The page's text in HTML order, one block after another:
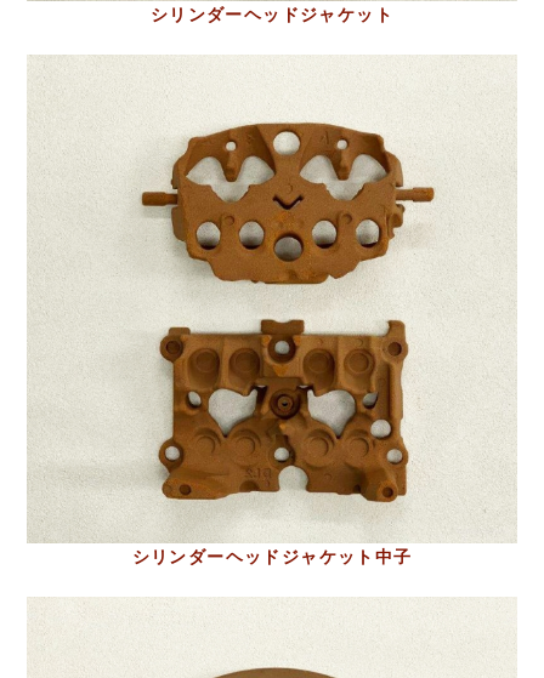
シリンダーヘッドジャケット
シリンダーヘッドジャケット中子